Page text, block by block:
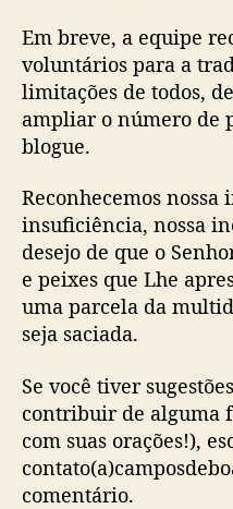
Em breve, a equipe
voluntários para a
limitações de todos,
ampliar o número de
blogue.
Reconhecemos nossa
insuficiência, nossa
desejo de que o
e peixes que Lhe
uma parcela da
seja saciada.
Se você tiver
contribuir de alguma
com suas orações!),
comentário.